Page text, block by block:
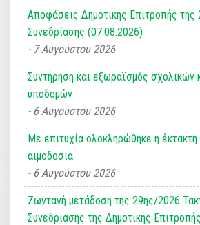
Αποφάσεις Δημοτικής Επιτροπής της
Συνεδρίασης (07.08.2026)
7 Αυγούστου 2026
Συντήρηση και εξωραϊσμός σχολικών
υποδομών
6 Αυγούστου 2026
Με επιτυχία ολοκληρώθηκε η έκτακτη
αιμοδοσία
6 Αυγούστου 2026
Ζωντανή μετάδοση της 29ης/2026
Συνεδρίασης της Δημοτικής